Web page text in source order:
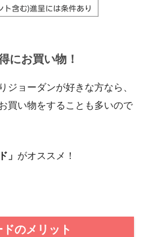
にお買い物！
ジョーダンが好きな方なら、
買い物をすることも多いので
」 がオススメ！
のメリット